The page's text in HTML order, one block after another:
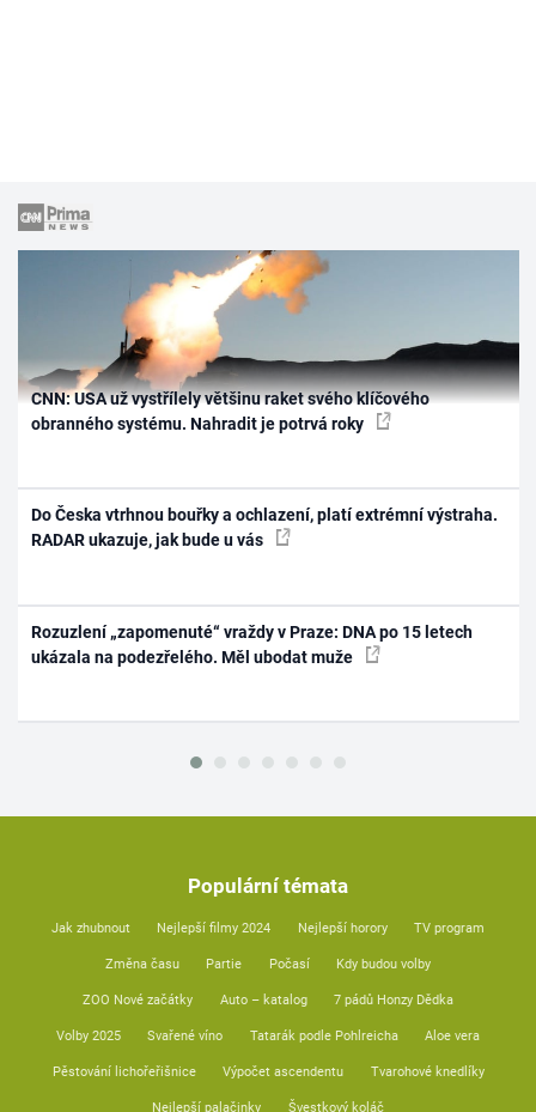
CNN: USA už vystřílely většinu raket svého klíčového
obranného systému. Nahradit je potrvá roky
Do Česka vtrhnou bouřky a ochlazení, platí extrémní výstraha.
RADAR ukazuje, jak bude u vás
Rozuzlení „zapomenuté“ vraždy v Praze: DNA po 15 letech
ukázala na podezřelého. Měl ubodat muže
Populární témata
Jak zhubnout Nejlepší filmy 2024 Nejlepší horory TV program
Změna času Partie Počasí Kdy budou volby
ZOO Nové začátky Auto – katalog 7 pádů Honzy Dědka
Volby 2025 Svařené víno Tatarák podle Pohlreicha Aloe vera
Pěstování lichořeřišnice Výpočet ascendentu Tvarohové knedlíky
Nejlepší palačinky Švestkový koláč